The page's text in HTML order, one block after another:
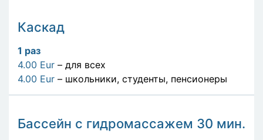
Каскад
1 раз
4.00 Eur – для всех
4.00 Eur – школьники, студенты, пенсионеры
Бассейн с гидромассажем 30 мин.